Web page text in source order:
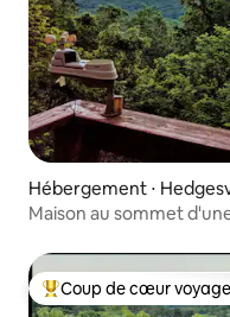
Hébergement ⋅
Maison au sommet
Coups de cœur
Coup de cœur